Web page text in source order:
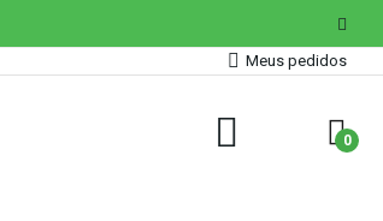
Meus pedidos
0